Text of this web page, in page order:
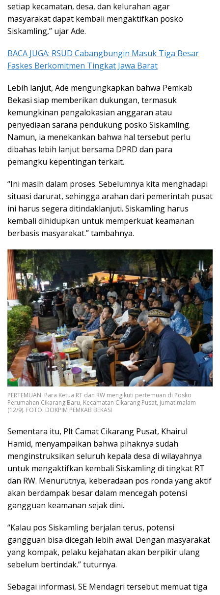
setiap kecamatan, desa, dan kelurahan agar
masyarakat dapat kembali mengaktifkan posko
Siskamling,” ujar Ade.
BACA JUGA: RSUD Cabangbungin Masuk Tiga Besar
Faskes Berkomitmen Tingkat Jawa Barat
Lebih lanjut, Ade mengungkapkan bahwa Pemkab
Bekasi siap memberikan dukungan, termasuk
kemungkinan pengalokasian anggaran atau
penyediaan sarana pendukung posko Siskamling.
Namun, ia menekankan bahwa hal tersebut perlu
dibahas lebih lanjut bersama DPRD dan para
pemangku kepentingan terkait.
“Ini masih dalam proses. Sebelumnya kita menghadapi
situasi darurat, sehingga arahan dari pemerintah pusat
ini harus segera ditindaklanjuti. Siskamling harus
kembali dihidupkan untuk memperkuat keamanan
berbasis masyarakat.” tambahnya.
PERTEMUAN: Para Ketua RT dan RW mengikuti pertemuan di Posko
Perumahan Cikarang Baru, Kecamatan Cikarang Pusat, Jumat malam
(12/9). FOTO: DOKPIM PEMKAB BEKASI
Sementara itu, Plt Camat Cikarang Pusat, Khairul
Hamid, menyampaikan bahwa pihaknya sudah
menginstruksikan seluruh kepala desa di wilayahnya
untuk mengaktifkan kembali Siskamling di tingkat RT
dan RW. Menurutnya, keberadaan pos ronda yang aktif
akan berdampak besar dalam mencegah potensi
gangguan keamanan sejak dini.
“Kalau pos Siskamling berjalan terus, potensi
gangguan bisa dicegah lebih awal. Dengan masyarakat
yang kompak, pelaku kejahatan akan berpikir ulang
sebelum bertindak.” tuturnya.
Sebagai informasi, SE Mendagri tersebut memuat tiga